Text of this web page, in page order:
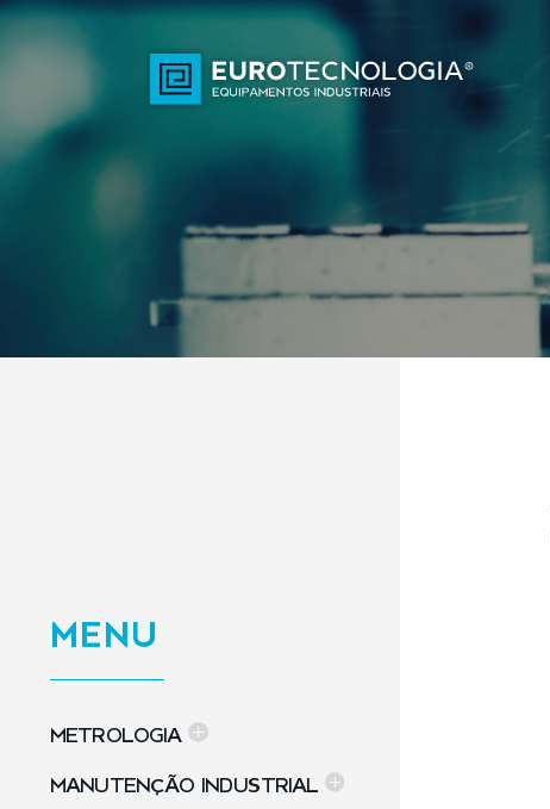
MENU
METROLOGIA
MANUTENÇÃO INDUSTRIAL